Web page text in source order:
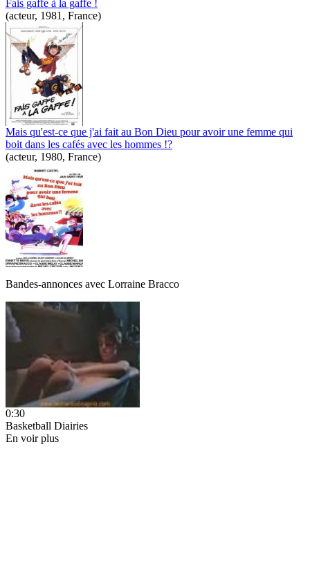
Fais gaffe à la gaffe !
(acteur, 1981, France)
Mais qu'est-ce que j'ai fait au Bon Dieu pour avoir une femme qui
boit dans les cafés avec les hommes !?
(acteur, 1980, France)
Bandes-annonces avec Lorraine Bracco
0:30
Basketball Diairies
En voir plus